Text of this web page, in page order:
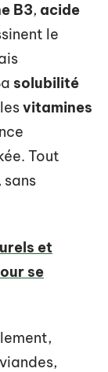
B3, acide
le
solubilité
vitamines
Tout
et
se